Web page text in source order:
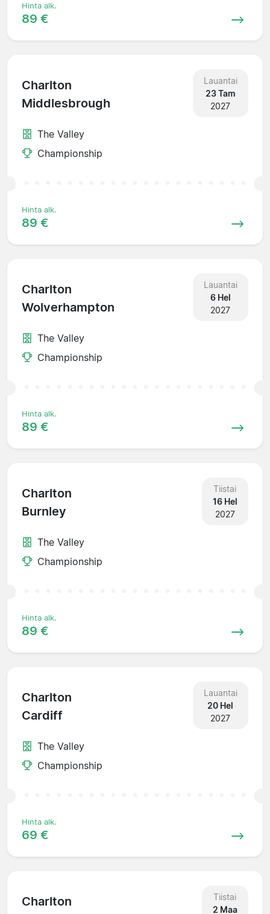
Hinta alk.
89 €
Charlton
Middlesbrough
Lauantai
23 Tam
2027
The Valley
Championship
Hinta alk.
89 €
Charlton
Wolverhampton
Lauantai
6 Hel
2027
The Valley
Championship
Hinta alk.
89 €
Charlton
Burnley
Tiistai
16 Hel
2027
The Valley
Championship
Hinta alk.
89 €
Charlton
Cardiff
Lauantai
20 Hel
2027
The Valley
Championship
Hinta alk.
69 €
Charlton
Tiistai
2 Maa